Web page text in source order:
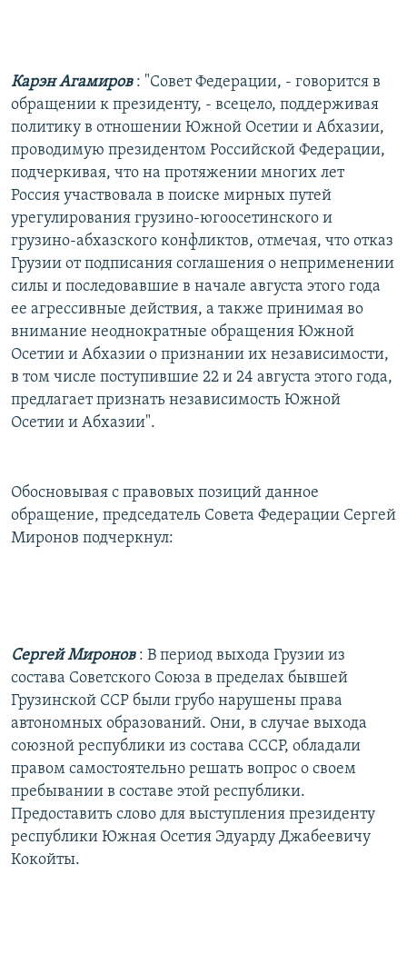
Карэн Агамиров : "Совет Федерации, - говорится в
обращении к президенту, - всецело, поддерживая
политику в отношении Южной Осетии и Абхазии,
проводимую президентом Российской Федерации,
подчеркивая, что на протяжении многих лет
Россия участвовала в поиске мирных путей
урегулирования грузино-югоосетинского и
грузино-абхазского конфликтов, отмечая, что отказ
Грузии от подписания соглашения о неприменении
силы и последовавшие в начале августа этого года
ее агрессивные действия, а также принимая во
внимание неоднократные обращения Южной
Осетии и Абхазии о признании их независимости,
в том числе поступившие 22 и 24 августа этого года,
предлагает признать независимость Южной
Осетии и Абхазии".
Обосновывая с правовых позиций данное
обращение, председатель Совета Федерации Сергей
Миронов подчеркнул:
Сергей Миронов : В период выхода Грузии из
состава Советского Союза в пределах бывшей
Грузинской ССР были грубо нарушены права
автономных образований. Они, в случае выхода
союзной республики из состава СССР, обладали
правом самостоятельно решать вопрос о своем
пребывании в составе этой республики.
Предоставить слово для выступления президенту
республики Южная Осетия Эдуарду Джабеевичу
Кокойты.